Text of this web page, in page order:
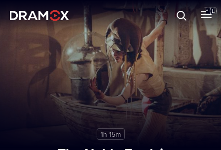
🇵🇱
Karty podarunkowe
Zarejestruj się
1h 15m